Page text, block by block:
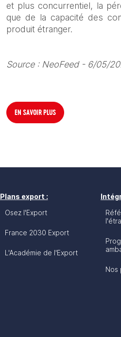
et plus concurrentiel, la
que de la capacité des
produit étranger.
Source : NeoFeed - 6/05/
EN SAVOIR PLUS
Plans export :
Osez l'Export
France 2030 Export
L'Académie de l'Export
Nos